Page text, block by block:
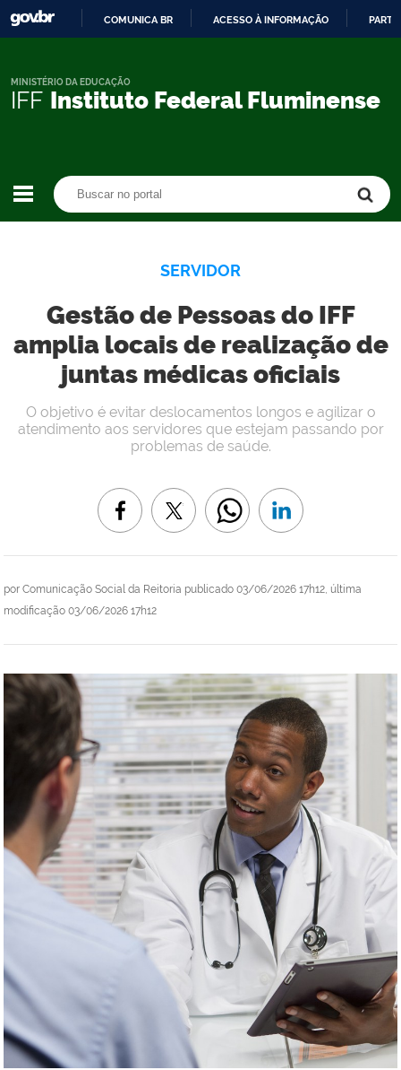
CONTEÚDO
COMUNICA BR ACESSO À INFORMAÇÃO
IFF Instituto Federal Fluminense
MINISTÉRIO DA EDUCAÇÃO
SERVIDOR
Gestão de Pessoas do IFF
amplia locais de realização de
juntas médicas oficiais
por Comunicação Social da Reitoria publicado 03/06/2026 17h12, última
modificação 03/06/2026 17h12
O objetivo é evitar deslocamentos longos e agilizar o
atendimento aos servidores que estejam passando por
problemas de saúde.